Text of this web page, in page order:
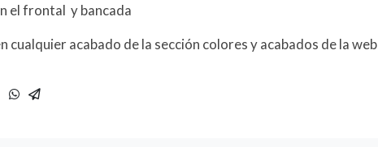
el frontal y bancada
cualquier acabado de la sección colores y acabados de la web